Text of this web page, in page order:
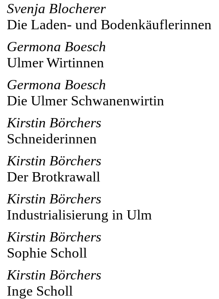
Svenja Blocherer
Die Laden- und Bodenkäuflerinnen
Germona Boesch
Ulmer Wirtinnen
Germona Boesch
Die Ulmer Schwanenwirtin
Kirstin Börchers
Schneiderinnen
Kirstin Börchers
Der Brotkrawall
Kirstin Börchers
Industrialisierung in Ulm
Kirstin Börchers
Sophie Scholl
Kirstin Börchers
Inge Scholl